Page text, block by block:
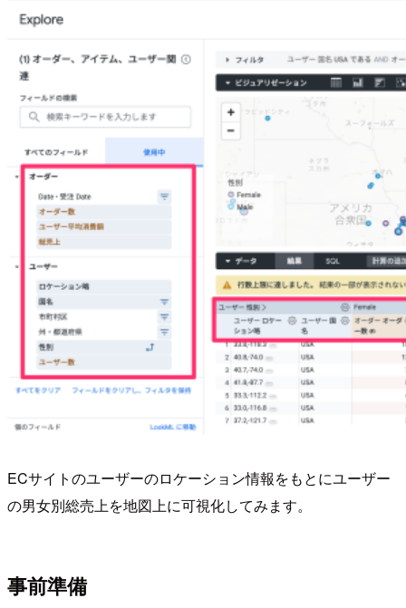
ECサイトのユーザーのロケーション情報をもとにユーザー
の男女別総売上を地図上に可視化してみます。
事前準備